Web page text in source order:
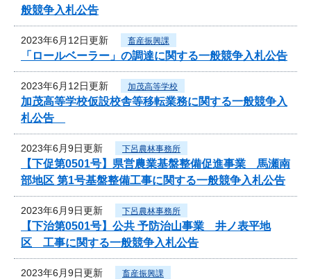
般競争入札公告
2023年6月12日更新 畜産振興課
「ロールベーラー」の調達に関する一般競争入札公告
2023年6月12日更新 加茂高等学校
加茂高等学校仮設校舎等移転業務に関する一般競争入
札公告
2023年6月9日更新 下呂農林事務所
【下促第0501号】県営農業基盤整備促進事業 馬瀬南
部地区 第1号基盤整備工事に関する一般競争入札公告
2023年6月9日更新 下呂農林事務所
【下治第0501号】公共 予防治山事業 井ノ表平地
区 工事に関する一般競争入札公告
2023年6月9日更新 畜産振興課